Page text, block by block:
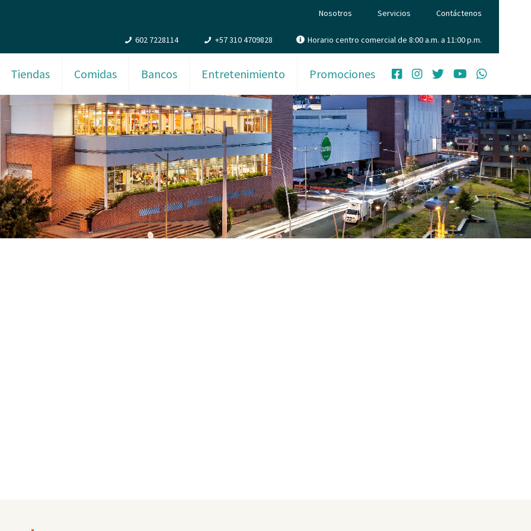
Nosotros Servicios Contáctenos
602 7228114 +57 310 4709828 Horario centro comercial de 8:00 a.m. a 11:00 p.m.
Tiendas Comidas Bancos Entretenimiento Promociones